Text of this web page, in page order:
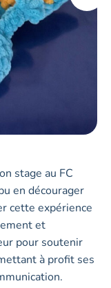
stage au FC
en décourager
cette expérience
et
pour soutenir
à profit ses